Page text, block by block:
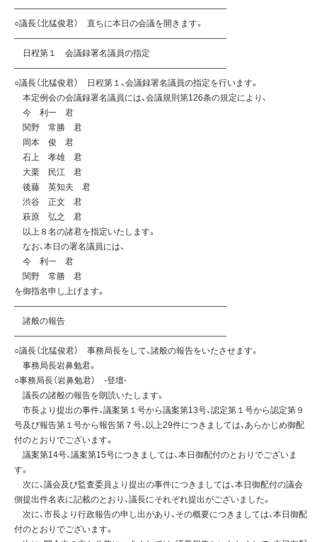
—————————————————————————
○議長（北猛俊君） 直ちに本日の会議を開きます。
—————————————————————————
日程第１ 会議録署名議員の指定
—————————————————————————
○議長（北猛俊君） 日程第１、会議録署名議員の指定を行います。
本定例会の会議録署名議員には、会議規則第126条の規定により、
今 利一 君
関野 常勝 君
岡本 俊 君
石上 孝雄 君
大栗 民江 君
後藤 英知夫 君
渋谷 正文 君
萩原 弘之 君
以上８名の諸君を指定いたします。
なお、本日の署名議員には、
今 利一 君
関野 常勝 君
を御指名申し上げます。
—————————————————————————
諸般の報告
—————————————————————————
○議長（北猛俊君） 事務局長をして、諸般の報告をいたさせます。
事務局長岩鼻勉君。
○事務局長（岩鼻勉君） -登壇-
議長の諸般の報告を朗読いたします。
市長より提出の事件、議案第１号から議案第13号、認定第１号から認定第９
号及び報告第１号から報告第７号、以上29件につきましては、あらかじめ御配
付のとおりでございます。
議案第14号、議案第15号につきましては、本日御配付のとおりでございま
す。
次に、議会及び監査委員より提出の事件につきましては、本日御配付の議会
側提出件名表に記載のとおり、議長にそれぞれ提出がございました。
次に、市長より行政報告の申し出があり、その概要につきましては、本日御配
付のとおりでございます。